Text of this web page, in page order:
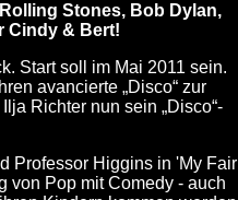
Stones, Bob Dylan,
Cindy & Bert!
Start soll im Mai 2011 sein.
avancierte „Disco“ zur
Richter nun sein „Disco“-
Professor Higgins in 'My Fair
von Pop mit Comedy - auch